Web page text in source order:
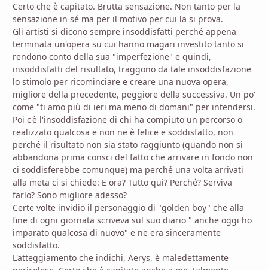
Certo che è capitato. Brutta sensazione. Non tanto per la
sensazione in sé ma per il motivo per cui la si prova.
Gli artisti si dicono sempre insoddisfatti perché appena
terminata un'opera su cui hanno magari investito tanto si
rendono conto della sua "imperfezione" e quindi,
insoddisfatti del risultato, traggono da tale insoddisfazione
lo stimolo per ricominciare e creare una nuova opera,
migliore della precedente, peggiore della successiva. Un po'
come "ti amo più di ieri ma meno di domani" per intendersi.
Poi c'è l'insoddisfazione di chi ha compiuto un percorso o
realizzato qualcosa e non ne è felice e soddisfatto, non
perché il risultato non sia stato raggiunto (quando non si
abbandona prima consci del fatto che arrivare in fondo non
ci soddisferebbe comunque) ma perché una volta arrivati
alla meta ci si chiede: E ora? Tutto qui? Perché? Serviva
farlo? Sono migliore adesso?
Certe volte invidio il personaggio di "golden boy" che alla
fine di ogni giornata scriveva sul suo diario " anche oggi ho
imparato qualcosa di nuovo" e ne era sinceramente
soddisfatto.
L'atteggiamento che indichi, Aerys, è maledettamente